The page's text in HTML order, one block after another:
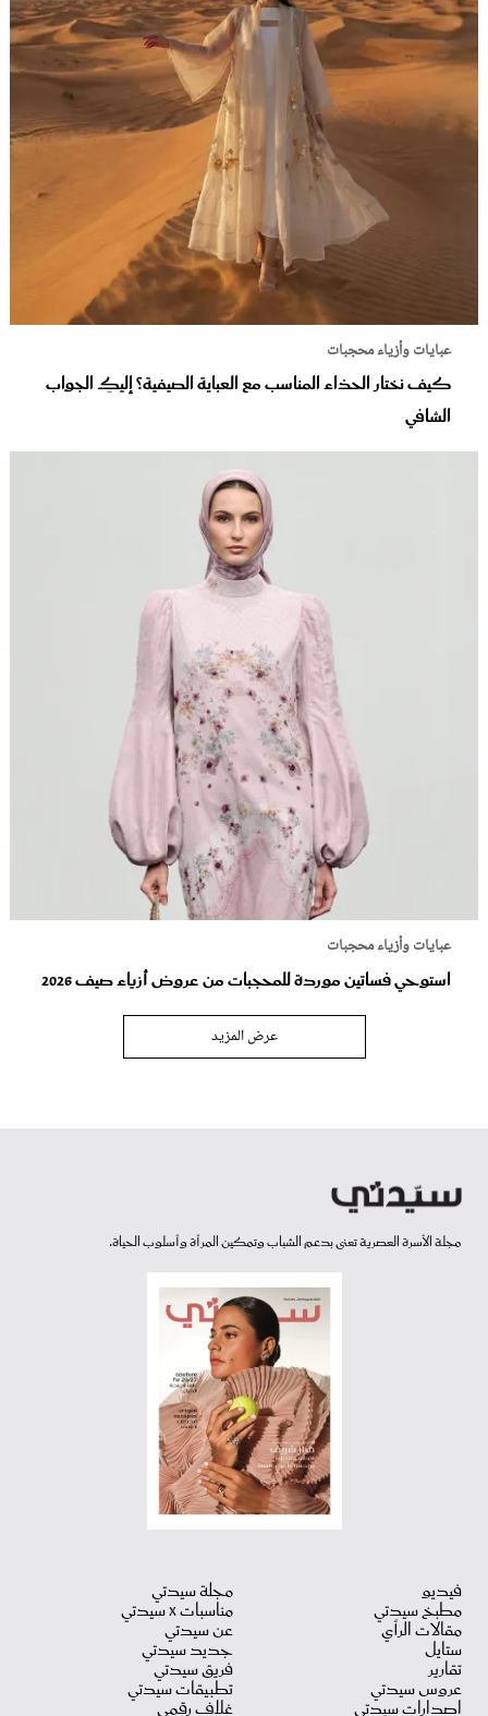
عبايات وأزياء محجبات
كيف نختار الحذاء المناسب مع العباية الصيفية؟ إليكِ الجواب
الشافي
عبايات وأزياء محجبات
استوحي فساتين موردة للمحجبات من عروض أزياء صيف 2026
عرض المزيد
مجلة الأسرة العصرية تعنى بدعم الشباب وتمكين المرأة وأسلوب الحياة.
فيديو
مطبخ سيدتي
مقالات الرأي
ستايل
تقارير
عروس سيدتي
اصدارات سيدتي
مجلة سيدتي
مناسبات X سيدتي
عن سيدتي
جديد سيدتي
فريق سيدتي
تطبيقات سيدتي
غلاف رقمي